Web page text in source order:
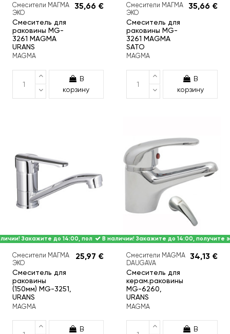
Смесители МАГМА
ЭКО
Смеситель для
раковины MG-
3261 MAGMA
URANS
MAGMA
35,66 €
В
корзину
Смесители МАГМА
ЭКО
Смеситель для
раковины MG-
3261 MAGMA
SATO
MAGMA
35,66 €
В
корзину
Закажите до 14:00, получите завтра.
Смесители МАГМА
ЭКО
Смеситель для
раковины
(150мм) MG-3251,
URANS
MAGMA
25,97 €
В
В наличии! Закажите до 14:00, получите
Смесители MAGMA
DAUGAVA
Смеситель для
керам.раковины
MG-6260,
URANS
MAGMA
34,13 €
В